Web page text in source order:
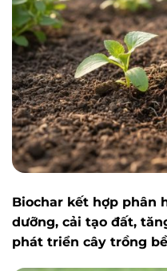
Biochar kết hợp phân
dưỡng, cải tạo đất,
phát triển cây trồng